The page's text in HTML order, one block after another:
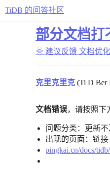
TiDB 的问答社区
部分文档打
🌞 建议反馈 文档优化
克里克里克 (Ti D Ber
文档错误，请按照下
问题分类：更新
出现的页面：链接
pingkai.cn/docs/